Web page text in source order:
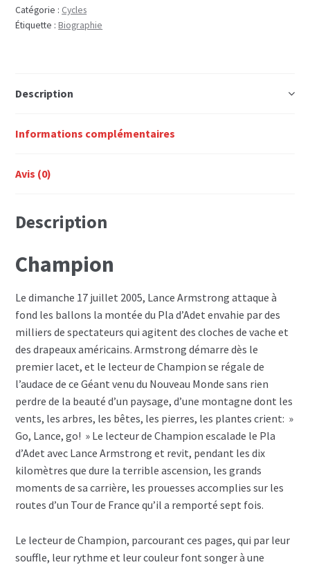
Catégorie : Cycles
Étiquette :Biographie
Description
Informations complémentaires
Avis (0)
Description
Champion
Le dimanche 17 juillet 2005, Lance Armstrong attaque à
fond les ballons la montée du Pla d’Adet envahie par des
milliers de spectateurs qui agitent des cloches de vache et
des drapeaux américains. Armstrong démarre dès le
premier lacet, et le lecteur de Champion se régale de
l’audace de ce Géant venu du Nouveau Monde sans rien
perdre de la beauté d’un paysage, d’une montagne dont les
vents, les arbres, les bêtes, les pierres, les plantes crient: »
Go, Lance, go! » Le lecteur de Champion escalade le Pla
d’Adet avec Lance Armstrong et revit, pendant les dix
kilomètres que dure la terrible ascension, les grands
moments de sa carrière, les prouesses accomplies sur les
routes d’un Tour de France qu’il a remporté sept fois.
Le lecteur de Champion, parcourant ces pages, qui par leur
souffle, leur rythme et leur couleur font songer à une